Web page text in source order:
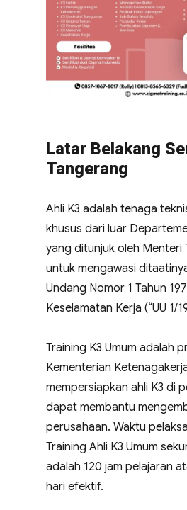
Latar Belakang
Tangerang
Ahli K3 adalah tenaga
khusus dari luar
yang ditunjuk oleh Menteri
untuk mengawasi
Undang Nomor 1 Tahun
Keselamatan Kerja (“UU 1/
Training K3 Umum adalah
Kementerian
mempersiapkan ahli K3 di
dapat membantu
perusahaan. Waktu
Training Ahli K3 Umum
adalah 120 jam pelajaran
hari efektif.